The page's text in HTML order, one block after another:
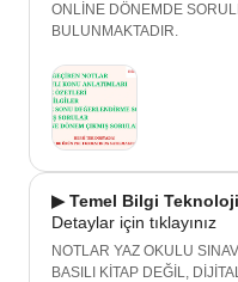
ONLİNE DÖNEMDE
BULUNMAKTADIR.
▶ Temel Bilgi
Detaylar için tıklayınız
NOTLAR YAZ OKULU
BASILI KİTAP DEĞİL,